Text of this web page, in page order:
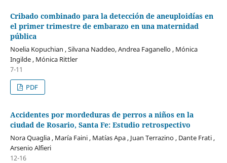
Cribado combinado para la detección de aneuploidías en
el primer trimestre de embarazo en una maternidad
pública
Noelia Kopuchian , Silvana Naddeo, Andrea Faganello , Mónica
Ingilde , Mónica Rittler
7-11
PDF
Accidentes por mordeduras de perros a niños en la
ciudad de Rosario, Santa Fe: Estudio retrospectivo
Nora Quaglia , María Faini , Matías Apa , Juan Terrazino , Dante Frati ,
Arsenio Alfieri
12-16